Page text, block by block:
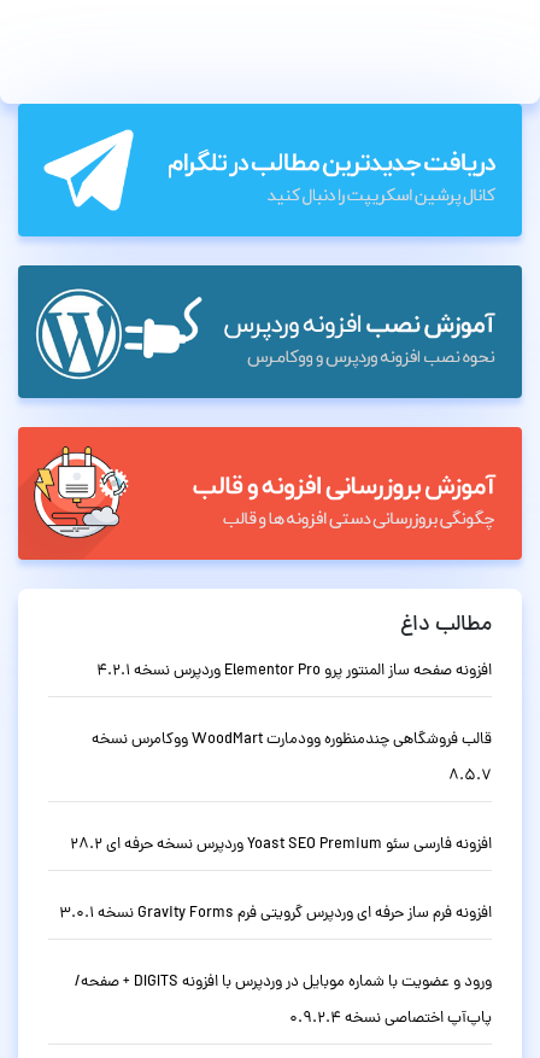
مطالب داغ
افزونه صفحه ساز المنتور پرو Elementor Pro وردپرس نسخه 4.2.1
قالب فروشگاهی چندمنظوره وودمارت WoodMart ووکامرس نسخه
8.5.7
افزونه فارسی سئو Yoast SEO Premium وردپرس نسخه حرفه ای 28.2
افزونه فرم ساز حرفه ای وردپرس گرویتی فرم Gravity Forms نسخه 3.0.1
ورود و عضویت با شماره موبایل در وردپرس با افزونه DIGITS + صفحه/
پاپ‌آپ اختصاصی نسخه 0.9.2.4